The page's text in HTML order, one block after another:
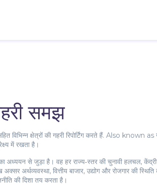
समझ
क्षेत्रों की गहरी रिपोर्टिंग करते हैं. Also known as
में रखता है।
अध्ययन से जुड़ा है। वह हर राज्य‑स्तर की चुनावी हलचल,
अक्सर अर्थव्यवस्था, वित्तीय बाजार, उद्योग और रोजगार की स्थिति
की दिशा तय करता है।